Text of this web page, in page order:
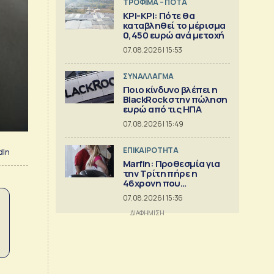
ΤΡΟΦΙΜΑ – ΠΟΤΑ
ΚΡΙ-ΚΡΙ: Πότε θα
καταβληθεί το μέρισμα
0,450 ευρώ ανά μετοχή
07.08.2026 | 15:53
ΣΥΝΑΛΛΑΓΜΑ
Ποιο κίνδυνο βλέπει η
BlackRock στην πώληση
ευρώ από τις ΗΠΑ
07.08.2026 | 15:49
ΕΠΙΚΑΙΡΟΤΗΤΑ
Marfin: Προθεσμία για
την Τρίτη πήρε η
46χρονη που
κατηγορείται για τον
εμπρησμό
07.08.2026 | 15:36